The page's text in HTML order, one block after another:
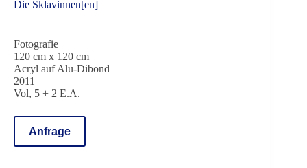
Die Sklavinnen[en]
Fotografie
120 cm x 120 cm
Acryl auf Alu-Dibond
2011
Vol, 5 + 2 E.A.
Anfrage